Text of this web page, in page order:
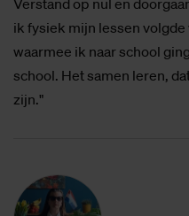
Verstand op nul en
ik fysiek mijn lessen
waarmee ik naar school
school. Het samen leren,
zijn."